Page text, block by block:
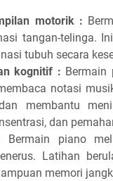
motorik :
tangan-telinga.
tubuh secara
kognitif : Bermain
notasi
membantu
dan
Bermain piano
Latihan
memori